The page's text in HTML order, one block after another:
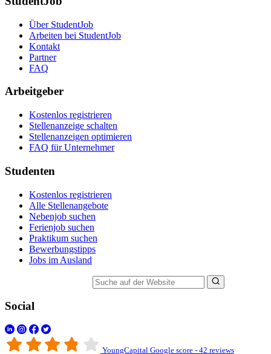
Über StudentJob
Arbeiten bei StudentJob
Kontakt
Partner
FAQ
Arbeitgeber
Kostenlos registrieren
Stellenanzeige schalten
Stellenanzeigen optimieren
FAQ für Unternehmer
Studenten
Kostenlos registrieren
Alle Stellenangebote
Nebenjob suchen
Ferienjob suchen
Praktikum suchen
Bewerbungstipps
Jobs im Ausland
Social
YoungCapital Google score - 42 reviews